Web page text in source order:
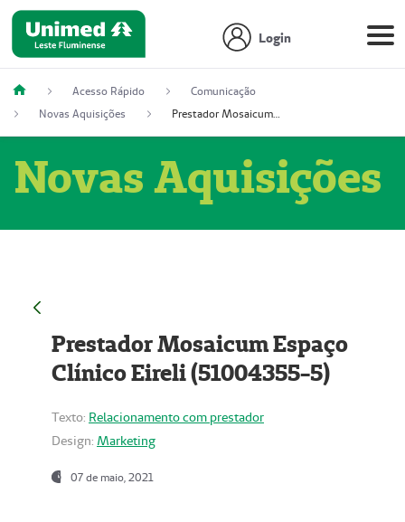
Login
Acesso Rápido
Comunicação
Novas Aquisições
Prestador Mosaicum Espaço Clínico Eireli (51004355-5)
Novas Aquisições
Prestador Mosaicum Espaço
Clínico Eireli (51004355-5)
Texto: Relacionamento com prestador
Design: Marketing
07 de maio, 2021